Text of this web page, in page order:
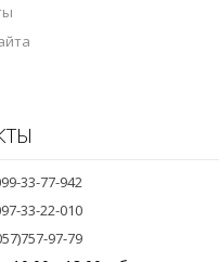
33-77-942
33-22-010
97-79